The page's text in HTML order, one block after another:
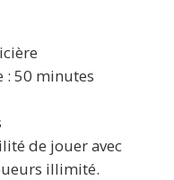
: 50 minutes
de jouer avec
illimité.